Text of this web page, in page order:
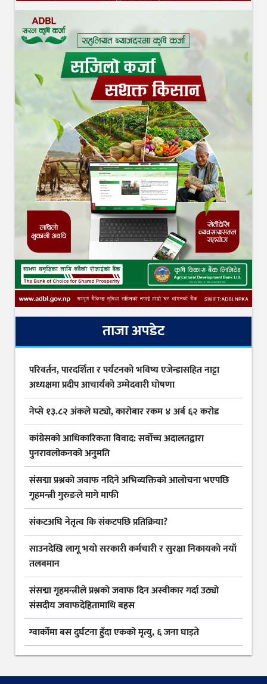
ताजा अपडेट
परिवर्तन, पारदर्शिता र पर्यटनको भविष्य एजेन्डासहित नाट्टा
अध्यक्षमा प्रदीप आचार्यको उम्मेदवारी घोषणा
नेप्से १३.८२ अंकले घट्यो, कारोबार रकम ४ अर्ब ६२ करोड
कांग्रेसको आधिकारिकता विवाद: सर्वोच्च अदालतद्वारा
पुनरावलोकनको अनुमति
संसद्मा प्रश्नको जवाफ नदिने अभिव्यक्तिको आलोचना भएपछि
गृहमन्त्री गुरुङले मागे माफी
संकटअघि नेतृत्व कि संकटपछि प्रतिक्रिया?
साउनदेखि लागू भयो सरकारी कर्मचारी र सुरक्षा निकायको नयाँ
तलबमान
संसद्मा गृहमन्त्रीले प्रश्नको जवाफ दिन अस्वीकार गर्दा उठ्यो
संसदीय जवाफदेहितामाथि बहस
ग्वार्कोमा बस दुर्घटना हुँदा एकको मृत्यु, ६ जना घाइते